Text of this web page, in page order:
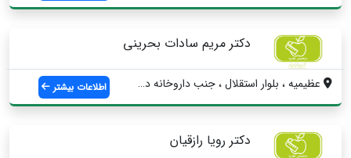
دکتر مریم سادات بحرینی
عظیمیه ، بلوار استقلال ، جنب داروخانه دک... اطلاعات بیشتر
دکتر رویا رازقیان